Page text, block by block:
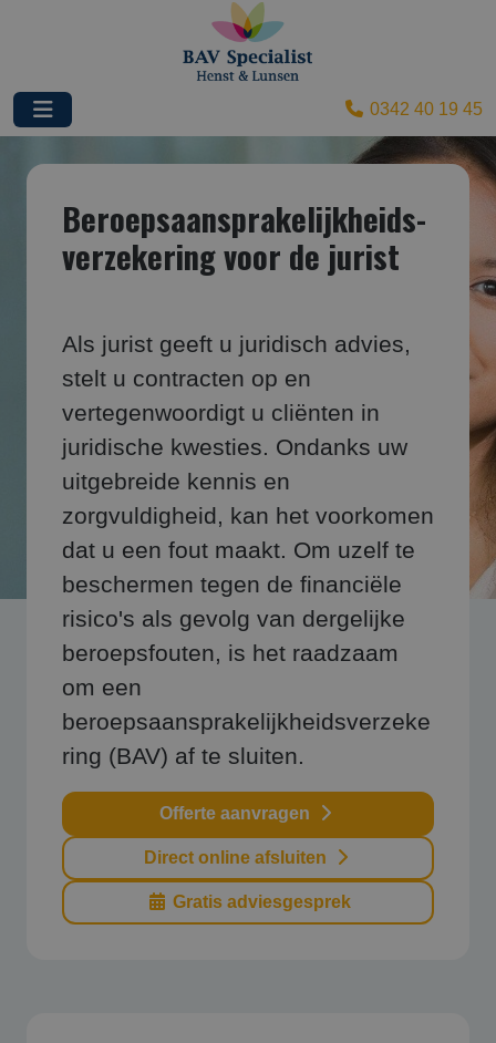
0342 40 19 45
Beroepsaansprakelijk­heids­
verzekering voor de jurist
Als jurist geeft u juridisch advies,
stelt u contracten op en
vertegenwoordigt u cliënten in
juridische kwesties. Ondanks uw
uitgebreide kennis en
zorgvuldigheid, kan het voorkomen
dat u een fout maakt. Om uzelf te
beschermen tegen de financiële
risico's als gevolg van dergelijke
beroepsfouten, is het raadzaam
om een
beroepsaansprakelijkheidsverzeke
ring (BAV) af te sluiten.
Offerte aanvragen
Direct online afsluiten
Gratis adviesgesprek